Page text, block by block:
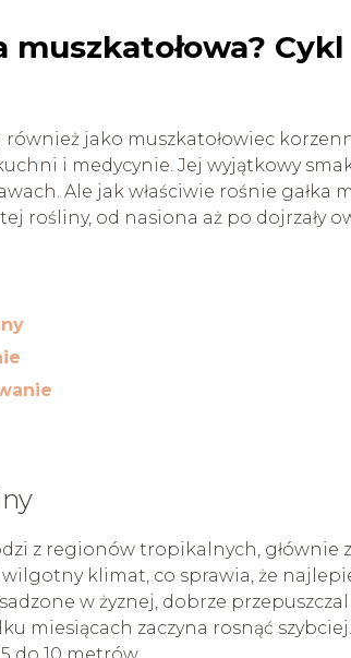
muszkatołowa?
również jako muszkatołowiec
i medycynie. Jej wyjątkowy
Ale jak właściwie rośnie gałka
rośliny, od nasiona aż po dojrzały
z regionów tropikalnych, głównie
wilgotny klimat, co sprawia, że
w żyznej, dobrze
miesiącach zaczyna rosnąć
do 10 metrów.